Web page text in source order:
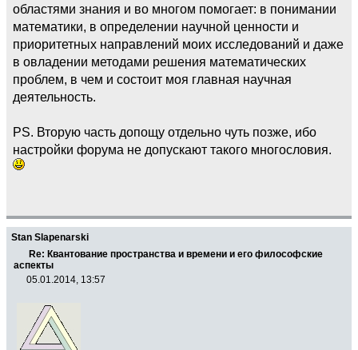
областями знания и во многом помогает: в понимании
математики, в определении научной ценности и
приоритетных направлений моих исследований и даже
в овладении методами решения математических
проблем, в чем и состоит моя главная научная
деятельность.
PS. Вторую часть допощу отдельно чуть позже, ибо
настройки форума не допускают такого многословия.
Stan Slapenarski
Re: Квантование пространства и времени и его философские
аспекты
05.01.2014, 13:57